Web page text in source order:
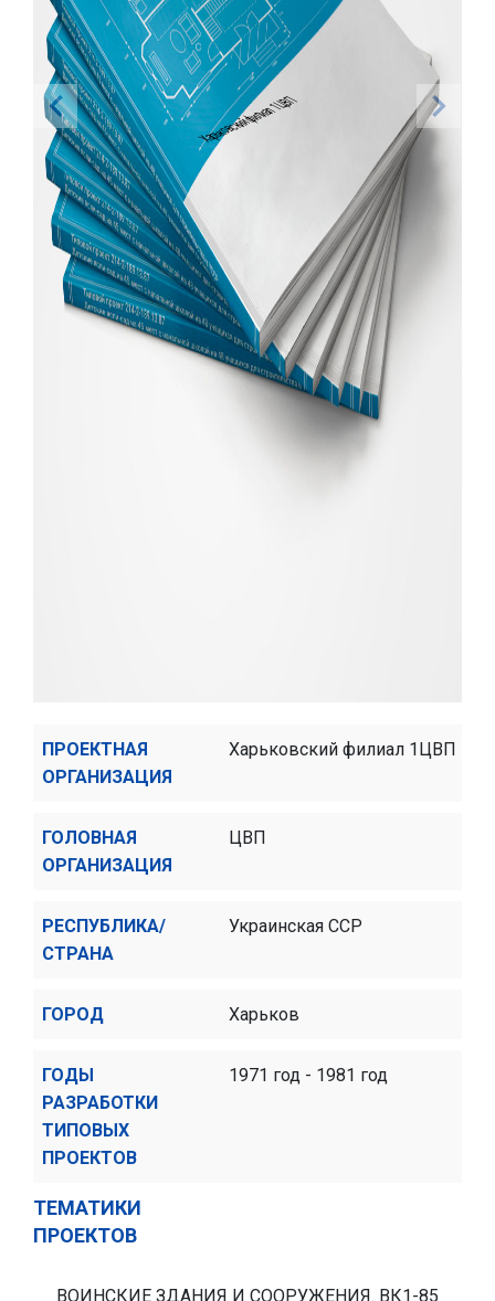
Харьковский филиал 1ЦВП
ПРОЕКТНАЯ
ОРГАНИЗАЦИЯ
Харьковский филиал 1ЦВП
ГОЛОВНАЯ
ОРГАНИЗАЦИЯ
ЦВП
РЕСПУБЛИКА/
СТРАНА
Украинская ССР
ГОРОД Харьков
ГОДЫ
РАЗРАБОТКИ
ТИПОВЫХ
ПРОЕКТОВ
1971 год - 1981 год
ТЕМАТИКИ
ПРОЕКТОВ
ВОИНСКИЕ ЗДАНИЯ И СООРУЖЕНИЯ. ВК1-85